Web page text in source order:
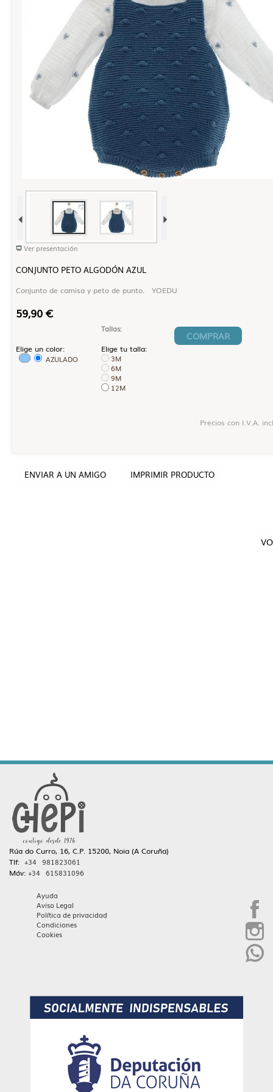
Ver presentación
CONJUNTO PETO ALGODÓN AZUL
Conjunto de camisa y peto de punto. YOEDU
59,90 €
Elige un color:
AZULADO
Tallas:
Elige tu talla:
3M
6M
9M
12M
COMPRAR
Precios con I.V.A.
ENVIAR A UN AMIGO IMPRIMIR PRODUCTO
Rúa do Curro, 16, C.P. 15200, Noia (A Coruña)
Tlf: +34 981823061
Móv: +34 615831096
Ayuda
Aviso Legal
Política de privacidad
Condiciones
Cookies